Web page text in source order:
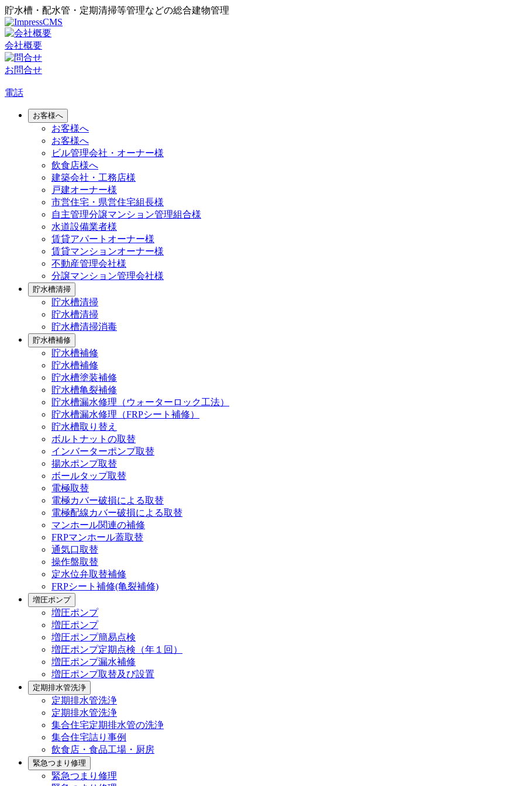
貯水槽・配水管・定期清掃等管理などの総合建物管理
会社概要
お問合せ
電話
お客様へ
お客様へ
お客様へ
ビル管理会社・オーナー様
飲食店様へ
建築会社・工務店様
戸建オーナー様
市営住宅・県営住宅組長様
自主管理分譲マンション管理組合様
水道設備業者様
賃貸アパートオーナー様
賃貸マンションオーナー様
不動産管理会社様
分譲マンション管理会社様
貯水槽清掃
貯水槽清掃
貯水槽清掃
貯水槽清掃消毒
貯水槽補修
貯水槽補修
貯水槽補修
貯水槽塗装補修
貯水槽亀裂補修
貯水槽漏水修理（ウォーターロック工法）
貯水槽漏水修理（FRPシート補修）
貯水槽取り替え
ボルトナットの取替
インバーターポンプ取替
揚水ポンプ取替
ボールタップ取替
電極取替
電極カバー破損による取替
電極配線カバー破損による取替
マンホール関連の補修
FRPマンホール蓋取替
通気口取替
操作盤取替
定水位弁取替補修
FRPシート補修(亀裂補修)
増圧ポンプ
増圧ポンプ
増圧ポンプ
増圧ポンプ簡易点検
増圧ポンプ定期点検（年１回）
増圧ポンプ漏水補修
増圧ポンプ取替及び設置
定期排水管洗浄
定期排水管洗浄
定期排水管洗浄
集合住宅定期排水管の洗浄
集合住宅詰り事例
飲食店・食品工場・厨房
緊急つまり修理
緊急つまり修理